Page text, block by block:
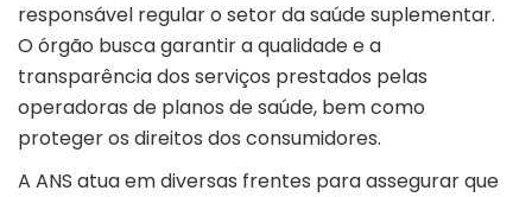
responsável regular o setor da saúde suplementar.
O órgão busca garantir a qualidade e a
transparência dos serviços prestados pelas
operadoras de planos de saúde, bem como
proteger os direitos dos consumidores.
A ANS atua em diversas frentes para assegurar que